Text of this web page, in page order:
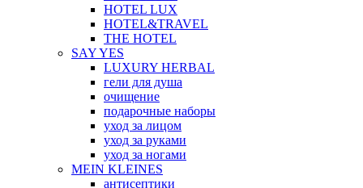
HOTEL LUX
HOTEL&TRAVEL
THE HOTEL
SAY YES
LUXURY HERBAL
гели для душа
очищение
подарочные наборы
уход за лицом
уход за руками
уход за ногами
MEIN KLEINES
антисептики